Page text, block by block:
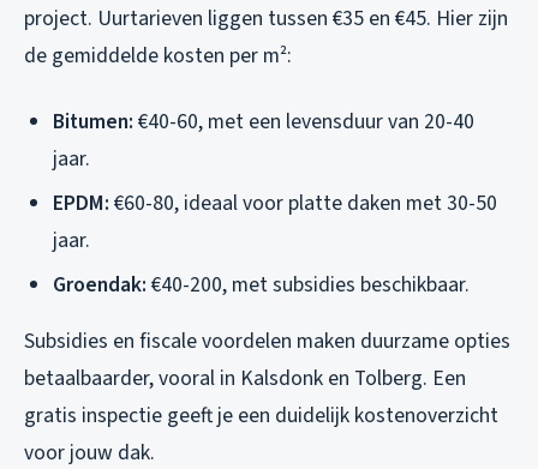
project. Uurtarieven liggen tussen €35 en €45. Hier zijn
de gemiddelde kosten per m²:
Bitumen: €40-60, met een levensduur van 20-40
jaar.
EPDM: €60-80, ideaal voor platte daken met 30-50
jaar.
Groendak: €40-200, met subsidies beschikbaar.
Subsidies en fiscale voordelen maken duurzame opties
betaalbaarder, vooral in Kalsdonk en Tolberg. Een
gratis inspectie geeft je een duidelijk kostenoverzicht
voor jouw dak.